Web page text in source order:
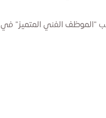
"الموظف الفني المتميز" في